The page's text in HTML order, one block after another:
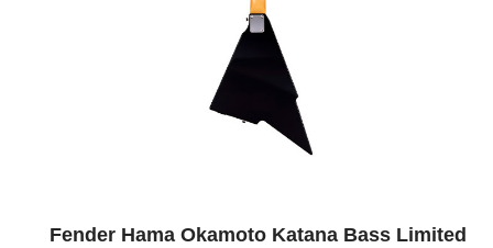
Fender Hama Okamoto Katana Bass Limited